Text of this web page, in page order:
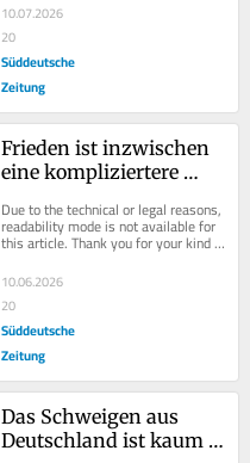
10.07.2026
20
Süddeutsche
Zeitung
Frieden ist inzwischen
eine kompliziertere
Due to the technical or legal reasons,
readability mode is not available for
this article. Thank you for your kind
10.06.2026
20
Süddeutsche
Zeitung
Das Schweigen aus
Deutschland ist kaum